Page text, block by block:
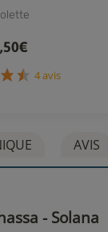
AVIS
- Solana